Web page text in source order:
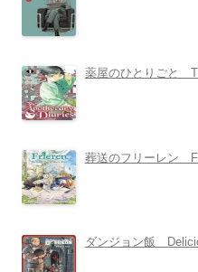
薬屋のひとりごと
葬送のフリーレン
ダンジョン飯